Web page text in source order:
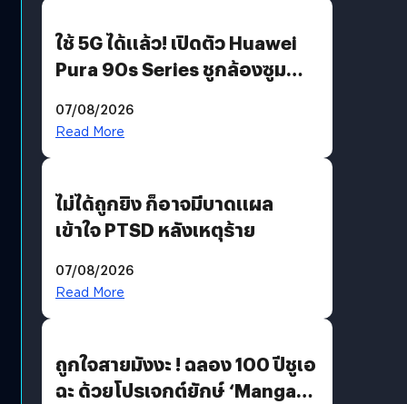
ใช้ 5G ได้แล้ว! เปิดตัว Huawei
Pura 90s Series ชูกล้องซูม
07/08/2026
Read More
ไม่ได้ถูกยิง ก็อาจมีบาดแผล
เข้าใจ PTSD หลังเหตุร้าย
07/08/2026
Read More
ถูกใจสายมังงะ ! ฉลอง 100 ปีชูเอ
ฉะ ด้วยโปรเจกต์ยักษ์ ‘Manga